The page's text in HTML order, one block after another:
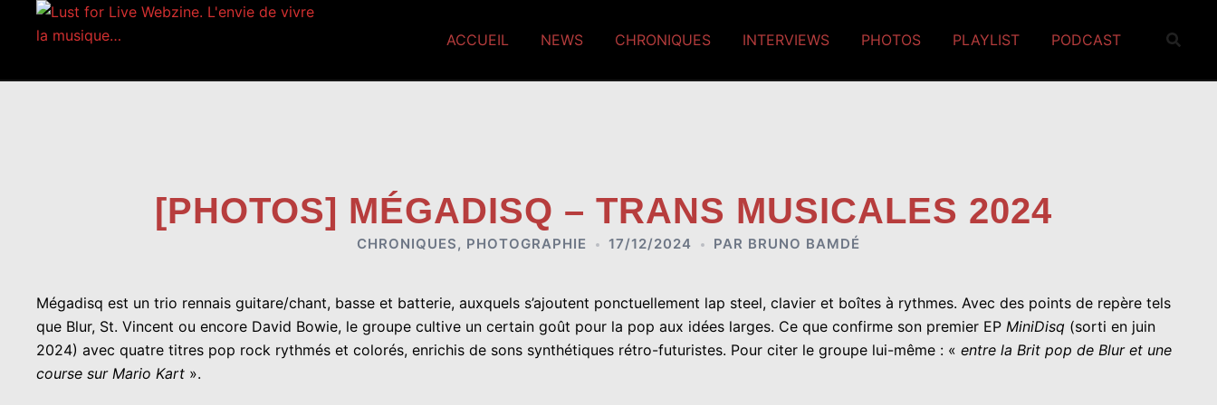
ACCUEIL NEWS CHRONIQUES INTERVIEWS PHOTOS PLAYLIST PODCAST
[PHOTOS] MÉGADISQ – TRANS MUSICALES 2024
CHRONIQUES, PHOTOGRAPHIE 17/12/2024 PAR BRUNO BAMDÉ
Mégadisq est un trio rennais guitare/chant, basse et batterie, auxquels s’ajoutent ponctuellement lap steel, clavier et boîtes à rythmes. Avec des points de repère tels
que Blur, St. Vincent ou encore David Bowie, le groupe cultive un certain goût pour la pop aux idées larges. Ce que confirme son premier EP MiniDisq (sorti en juin
2024) avec quatre titres pop rock rythmés et colorés, enrichis de sons synthétiques rétro-futuristes. Pour citer le groupe lui-même : « entre la Brit pop de Blur et une
course sur Mario Kart ».